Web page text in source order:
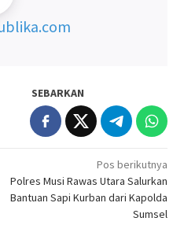
SEBARKAN
Pos berikutnya
Polres Musi Rawas Utara Salurkan
Bantuan Sapi Kurban dari Kapolda
Sumsel